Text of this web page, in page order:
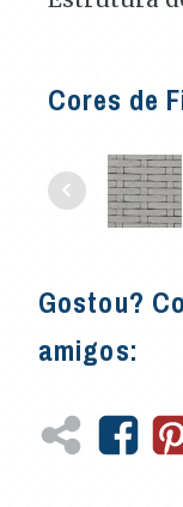
Cores de
Gostou?
amigos: